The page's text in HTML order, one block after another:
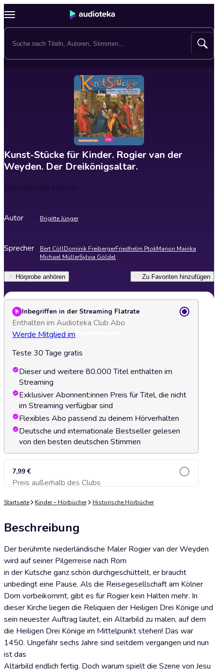
Kunst-Stücke für Kinder. Rogier van der
Weyden. Der Dreikönigsaltar.
Spieldauer46 Minuten
Autor Brigitte Jünger
Sprecher Bert CöllDominik FreibergerFriedhelm PtokMarion Mainka
Michael MüllerSylvia Göldel
Hörprobe anhören Zu Favoriten hinzufügen
Inbegriffen in der Streaming Flatrate
Enthalten im Audioteka Club Abo
Werde Mitglied im
Teste 30 Tage gratis
Dieser und weitere 80.000 Titel enthalten im
Streaming
Exklusiver Abonnent:innen Preis für Titel, die nicht
im Streaming verfügbar sind
Flexibles Abo passend zu deinem Hörverhalten
Deutsche und internationale Bestseller gelesen
von den besten deutschen Stimmen
7,99 €
Preis außerhalb des ClubsZum Warenkorb hinzufügen
Startseite Kinder – Hörbücher Historische Hörbücher
Beschreibung
Der berühmte niederländische Maler Rogier van der Weyden
wird auf seiner Pilgerreise nach Rom
in der Kutsche ganz schön durchgeschüttelt, er braucht
unbedingt eine Pause. Als die Reisegesellschaft am Kölner
Dom vorbeikommt, gibt es für Rogier kein Halten mehr. In
dieser Kirche liegen die Reliquien der Heiligen Drei Könige und
sein neuester Auftrag lautet, ein Altarbild zu malen, auf dem
die Heiligen Drei Könige im Mittelpunkt stehen! Das war
1450. Ungefähr sechs Jahre sind seitdem vergangen und nun
ist das
Altarbild endlich fertig. Doch warum spielt die Szene von Jesu